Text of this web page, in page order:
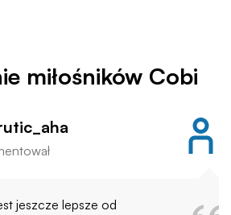
miłośników Cobi
jeszcze lepsze od